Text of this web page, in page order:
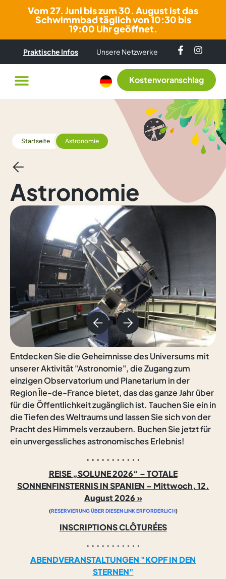
Vom 27. Juni bis zum 30. August ist das
Schwimmbad täglich von 10:30 bis
19:00 Uhr geöffnet.
Praktische Infos Unsere Netzwerke
Kostenvoranschlag
Startseite Astronomie
Astronomie
Entdecken Sie die Geheimnisse des Universums mit
unserer Aktivität "Astronomie", die Zugang zum
einzigen Observatorium und Planetarium in der
Region Île-de-France bietet, das das ganze Jahr über
für die Öffentlichkeit zugänglich ist. Tauchen Sie ein in
die Tiefen des Weltraums und lassen Sie sich von der
Pracht des Himmels verzaubern. Buchen Sie jetzt für
ein unvergessliches astronomisches Erlebnis!
. . . . . . . . . . .
REISE „SOLUNE 2026“ – TOTALE
SONNENFINSTERNIS IN SPANIEN – Mittwoch, 12.
August 2026 »
(RESERVIERUNG ÜBER DIESEN LINK ERFORDERLICH)
INSCRIPTIONS CLÔTURÉES
. . . . . . . . . . .
ABENDVERANSTALTUNGEN "KOPF IN DEN
STERNEN"